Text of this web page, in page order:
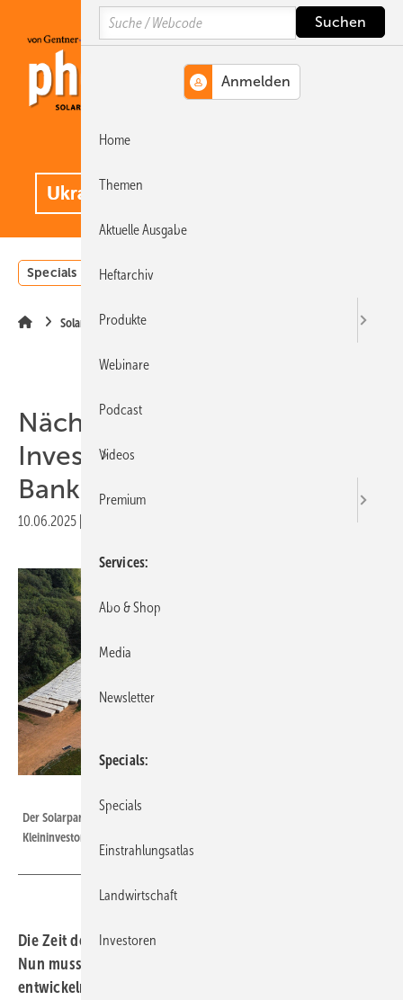
Hauptinhalt
Hauptmenü
SiteSearch
Specials Einstrahlungsatlas
Solarparks
Nächster Newsletter für
Investoren: Verharren die
Banken im Dämmerschlaf?
10.06.2025
Der Solarpark Reisbach im Saarland wurde mit Einlagen von privaten
Kleininvestoren finanziert. Er leistet 25,6 Megawatt.
Die Zeit der garantierten Einspeisevergütung läuft ab.
Nun muss die Finanzwirtschaft neue Instrumente
entwickeln, um Solarprojekte abzusichern. Doch die
Search
Home
Themen
Aktuelle Ausgabe
Heftarchiv
Produkte
Webinare
Podcast
Videos
Premium
Services
Abo & Shop
Media
Newsletter
Specials
Specials
Einstrahlungsatlas
Landwirtschaft
Investoren